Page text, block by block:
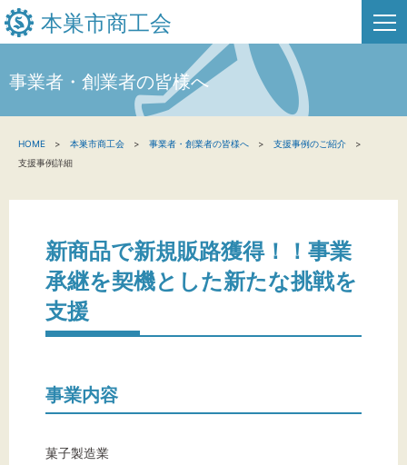
本巣市商工会
新着情報
本巣市商工会について
文字サイズ
事業者・創業者の皆様へ
HOME 本巣市商工会 事業者・創業者の皆様へ
支援事例のご紹介
支援事例詳細
新商品で新規販路獲得！！事業
承継を契機とした新たな挑戦を
支援
事業内容
菓子製造業